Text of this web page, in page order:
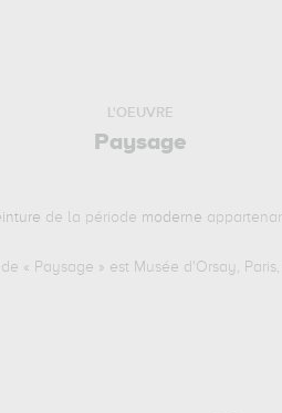
L'OEUVRE
Paysage
de la période moderne
« Paysage » est Musée d'Orsay,